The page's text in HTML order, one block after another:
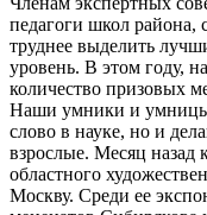
педагоги школ района,
труднее выделить
уровень. В этом году,
количество призовых
Наши умники и умницы
слово в науке, но и
взрослые. Месяц назад
областного
Москву. Среди ее